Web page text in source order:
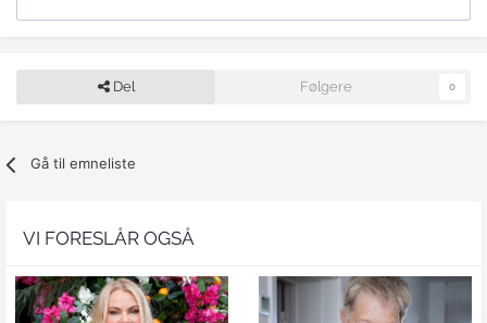
Del Følgere 0
Gå til emneliste
VI FORESLÅR OGSÅ